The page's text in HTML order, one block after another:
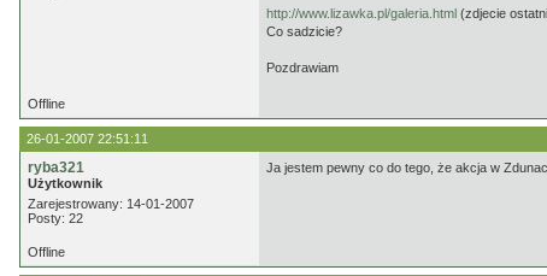
http://www.lizawka.pl/galeria.html (zdjecie
Co sadzicie?
Pozdrawiam
Offline
26-01-2007 22:51:11
ryba321
Użytkownik
Zarejestrowany: 14-01-2007
Posty: 22
Ja jestem pewny co do tego, że akcja w
Offline